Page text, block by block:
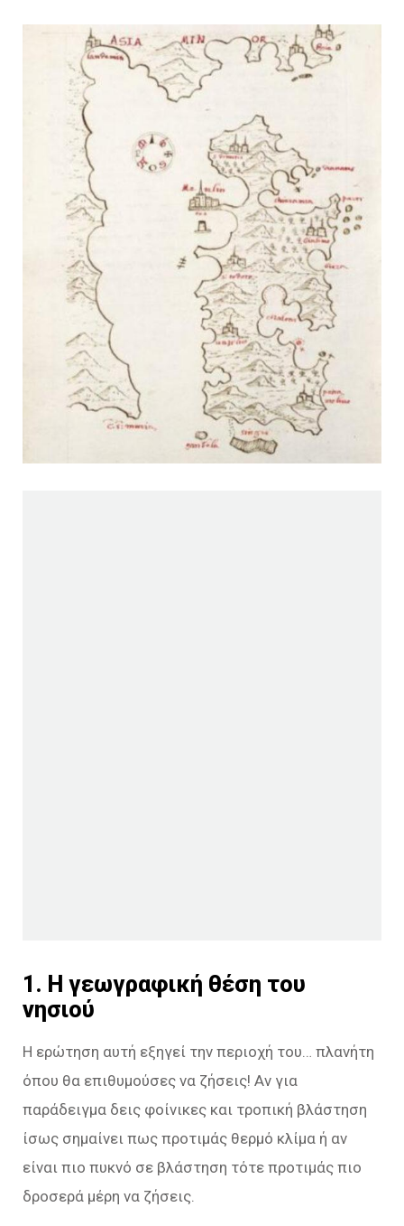
1. Η γεωγραφική θέση του
νησιού
Η ερώτηση αυτή εξηγεί την περιοχή του… πλανήτη
όπου θα επιθυμούσες να ζήσεις! Αν για
παράδειγμα δεις φοίνικες και τροπική βλάστηση
ίσως σημαίνει πως προτιμάς θερμό κλίμα ή αν
είναι πιο πυκνό σε βλάστηση τότε προτιμάς πιο
δροσερά μέρη να ζήσεις.